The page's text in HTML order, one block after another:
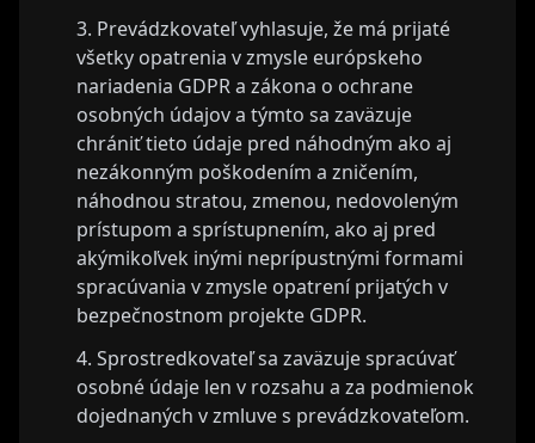
Prevádzkovateľ vyhlasuje, že má prijaté
všetky opatrenia v zmysle európskeho
nariadenia GDPR a zákona o ochrane
osobných údajov a týmto sa zaväzuje
chrániť tieto údaje pred náhodným ako aj
nezákonným poškodením a zničením,
náhodnou stratou, zmenou, nedovoleným
prístupom a sprístupnením, ako aj pred
akýmikoľvek inými neprípustnými formami
spracúvania v zmysle opatrení prijatých v
bezpečnostnom projekte GDPR.
Sprostredkovateľ sa zaväzuje spracúvať
osobné údaje len v rozsahu a za podmienok
dojednaných v zmluve s prevádzkovateľom.